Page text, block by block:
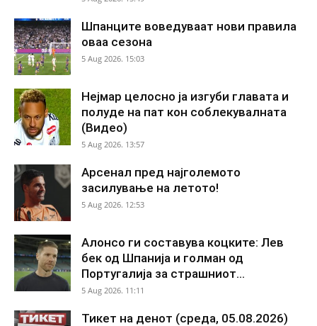
Шпанците воведуваат нови правила
оваа сезона
5 Aug 2026. 15:03
Нејмар целосно ја изгуби главата и
полуде на пат кон соблекувалната
(Видео)
5 Aug 2026. 13:57
Арсенал пред најголемото
засилување на летото!
5 Aug 2026. 12:53
Алонсо ги составува коцките: Лев
бек од Шпанија и голман од
Португалија за страшниот...
5 Aug 2026. 11:11
Тикет на денот (среда, 05.08.2026)